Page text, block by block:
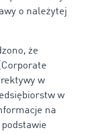
o należytej
że
w
w
na